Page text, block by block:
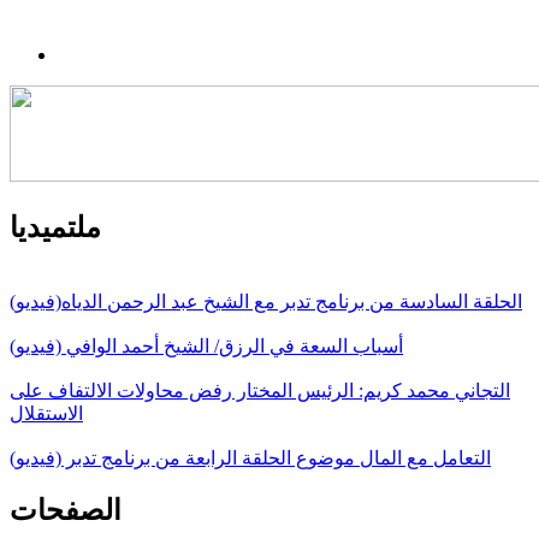
ملتميديا
الحلقة السادسة من برنامج تدبر مع الشيخ عبد الرحمن الدياه(فيديو)
أسباب السعة في الرزق/ الشيخ أحمد الوافي (فيديو)
التجاني محمد كريم: الرئيس المختار رفض محاولات الالتفاف على
الاستقلال
التعامل مع المال موضوع الحلقة الرابعة من برنامج تدبر (فيديو)
الصفحات